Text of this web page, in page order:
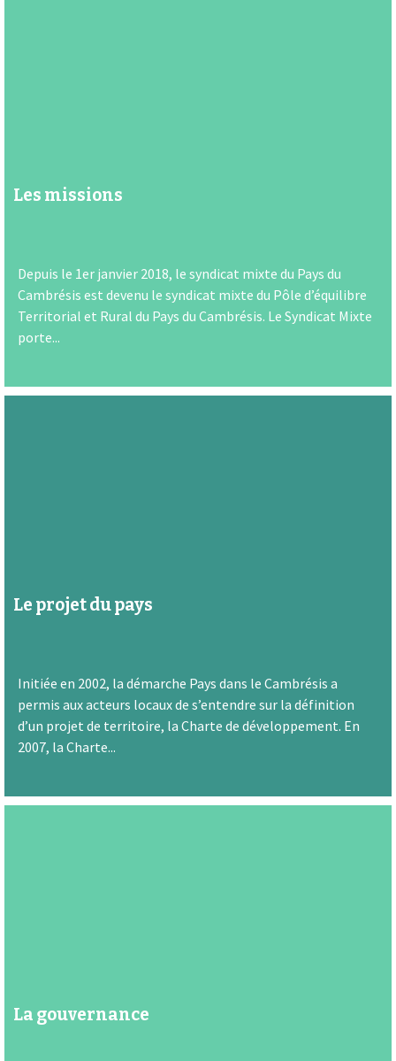
Les missions
Depuis le 1er janvier 2018, le syndicat mixte du Pays du
Cambrésis est devenu le syndicat mixte du Pôle d’équilibre
Territorial et Rural du Pays du Cambrésis. Le Syndicat Mixte
porte...
Le projet du pays
Initiée en 2002, la démarche Pays dans le Cambrésis a
permis aux acteurs locaux de s’entendre sur la définition
d’un projet de territoire, la Charte de développement. En
2007, la Charte...
La gouvernance